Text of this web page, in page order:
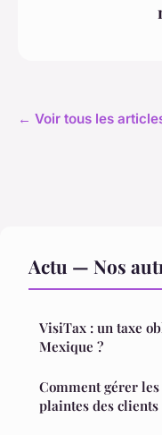
← Voir tous les
Actu — Nos
VisiTax : un taxe
Mexique ?
Comment gérer
plaintes des clients